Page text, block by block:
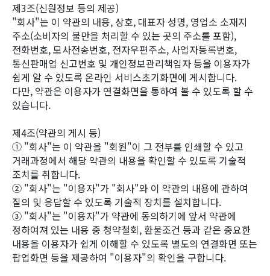
제3조(신원정보 등의 제공)
"회사"는 이 약관의 내용, 상호, 대표자 성명, 영업소 소재지
주소(소비자의 불만을 처리할 수 있는 곳의 주소를 포함),
전화번호, 모사전송번호, 전자우편주소, 사업자등록번호,
통신판매업 신고번호 및 개인정보관리책임자 등을 이용자가
쉽게 알 수 있도록 온라인 서비스초기화면에 게시합니다.
다만, 약관은 이용자가 연결화면을 통하여 볼 수 있도록 할 수
있습니다.
제4조(약관의 게시 등)
① "회사"는 이 약관을 "회원"이 그 전부를 인쇄할 수 있고
거래과정에서 해당 약관의 내용을 확인할 수 있도록 기술적
조치를 취합니다.
② "회사"는 "이용자"가 "회사"와 이 약관의 내용에 관하여
질의 및 응답할 수 있도록 기술적 장치를 설치합니다.
③ "회사"는 "이용자"가 약관에 동의하기에 앞서 약관에
정하여져 있는 내용 중 청약철회, 환불조건 등과 같은 중요한
내용을 이용자가 쉽게 이해할 수 있도록 별도의 연결화면 또는
팝업화면 등을 제공하여 "이용자"의 확인을 구합니다.